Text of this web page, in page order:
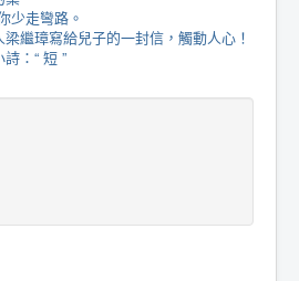
少走彎路。
繼璋寫給兒子的一封信，觸動人心！
：“ 短 ”